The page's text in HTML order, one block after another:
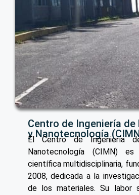
Centro de Ingeniería
y Nanotecnología
El Centro de Ingeniería
Nanotecnología (CIMN)
científica multidisciplinaria,
2008, dedicada a la
de los materiales. Su labor